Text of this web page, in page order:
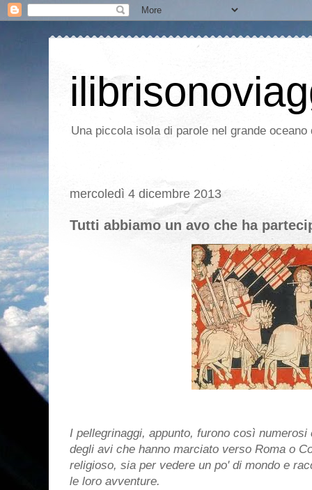
Una piccola isola di parole nel grande
mercoledì 4 dicembre 2013
Tutti abbiamo un avo che ha
I pellegrinaggi, appunto, furono così
degli avi che hanno marciato verso Roma o
religioso, sia per vedere un po' di mondo e
le loro avventure.